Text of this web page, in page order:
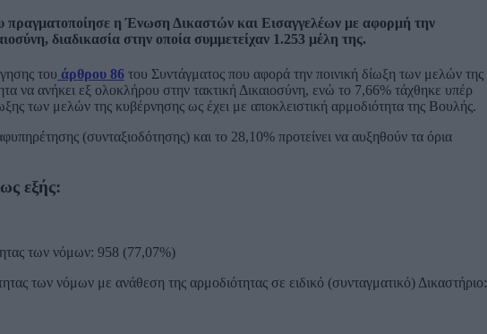
η Ένωση Δικαστών και Εισαγγελέων με αφορμή την
διαδικασία στην οποία συμμετείχαν 1.253 μέλη της.
του άρθρου 86 του Συντάγματος που αφορά την ποινική δίωξη των μελών της
να ανήκει εξ ολοκλήρου στην τακτική Δικαιοσύνη, ενώ το 7,66% τάχθηκε υπέρ
των μελών της κυβέρνησης ως έχει με αποκλειστική αρμοδιότητα της Βουλής.
(συνταξιοδότησης) και το 28,10% προτείνει να αυξηθούν τα όρια
εξής:
των νόμων: 958 (77,07%)
των νόμων με ανάθεση της αρμοδιότητας σε ειδικό (συνταγματικό) Δικαστήριο: